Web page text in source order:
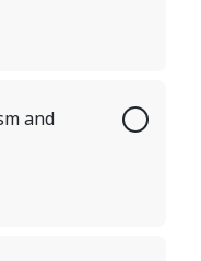
and